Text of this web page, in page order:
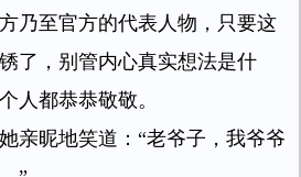
乃至官方的代表人物，只要这
了，别管内心真实想法是什
人都恭恭敬敬。
亲昵地笑道：“老爷子，我爷爷